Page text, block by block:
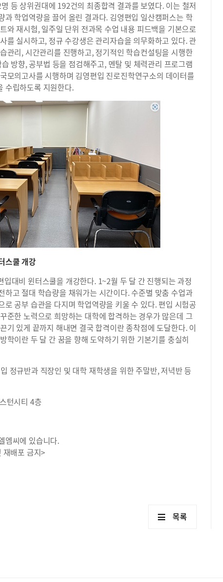
등 상위권대에 192건의 최종합격 결과를 보였다. 이는 철저
과 학업역량을 끌어 올린 결과다. 김영편입 일산캠퍼스는 학
와 재시험, 일주일 단위 전과목 수업 내용 피드백을 기본으로
를 실시하고, 정규 수강생은 관리자습을 의무화하고 있다. 관
관리, 시간관리를 진행하고, 정기적인 학습컨설팅을 시행한
방향, 공부법 등을 점검해주고, 멘탈 및 체력관리 프로그램
모의고사를 시행하며 김영편입 진로진학연구소의 데이터를
수립하도록 지원한다.
스쿨 개강
대비 윈터스쿨을 개강한다. 1~2월 두 달 간 진행되는 과정
하고 절대 학습량을 채워가는 시간이다. 수준별 맞춤 수업과
로 공부 습관을 다지며 학업역량을 키울 수 있다. 편입 시험공
준한 노력으로 희망하는 대학에 합격하는 경우가 많은데 그
기 있게 끝까지 해내면 결국 합격이란 종착점에 도달한다. 이
학이란 두 달 간 꿈을 향해 도약하기 위한 기본기를 충실히
정규반과 직장인 및 대학 재학생을 위한 주말반, 저녁반 등
턴시티 4층
엠씨에 있습니다.
배포 금지>
목록